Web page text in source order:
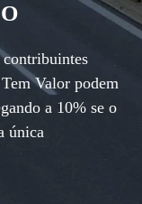
contribuintes
Valor podem
a 10% se o
única